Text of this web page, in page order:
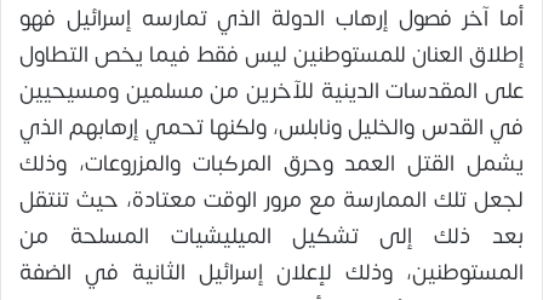
أما آخر فصول إرهاب الدولة الذي تمارسه إسرائيل فهو
إطلاق العنان للمستوطنين ليس فقط فيما يخص التطاول
على المقدسات الدينية للآخرين من مسلمين ومسيحيين
في القدس والخليل ونابلس، ولكنها تحمي إرهابهم الذي
يشمل القتل العمد وحرق المركبات والمزروعات، وذلك
لجعل تلك الممارسة مع مرور الوقت معتادة، حيث تنتقل
بعد ذلك إلى تشكيل الميليشيات المسلحة من
المستوطنين، وذلك لإعلان إسرائيل الثانية في الضفة